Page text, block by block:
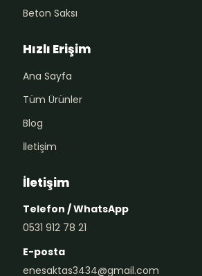
Beton Saksı
Hızlı Erişim
Ana Sayfa
Tüm Ürünler
Blog
İletişim
İletişim
Telefon / WhatsApp
0531 912 78 21
E-posta
enesaktas3434@gmail.com